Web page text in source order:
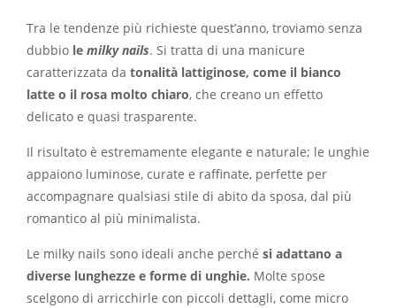
Tra le tendenze più richieste quest’anno, troviamo senza
dubbio le milky nails. Si tratta di una manicure
caratterizzata da tonalità lattiginose, come il bianco
latte o il rosa molto chiaro, che creano un effetto
delicato e quasi trasparente.
Il risultato è estremamente elegante e naturale; le unghie
appaiono luminose, curate e raffinate, perfette per
accompagnare qualsiasi stile di abito da sposa, dal più
romantico al più minimalista.
Le milky nails sono ideali anche perché si adattano a
diverse lunghezze e forme di unghie. Molte spose
scelgono di arricchirle con piccoli dettagli, come micro